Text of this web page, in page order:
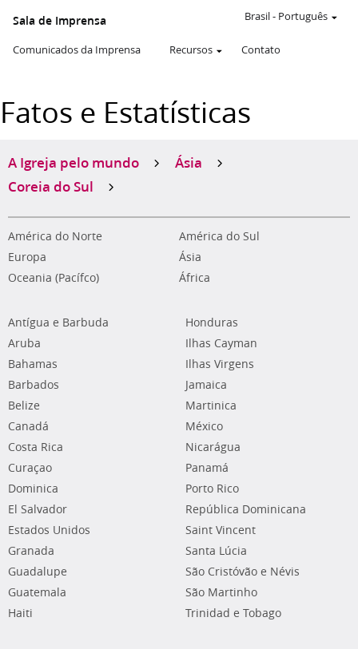
Sala de Imprensa
Comunicados da Imprensa Recursos Contato
Brasil- Português
Fatos e Estatísticas
A Igreja pelo mundo
Ásia
Coreia do Sul
América do Norte
América do Sul
Europa
Ásia
Oceania (Pacífco)
África
Antígua e Barbuda
Aruba
Bahamas
Barbados
Belize
Canadá
Costa Rica
Curaçao
Dominica
El Salvador
Estados Unidos
Granada
Guadalupe
Guatemala
Haiti
Honduras
Ilhas Cayman
Ilhas Virgens
Jamaica
Martinica
México
Nicarágua
Panamá
Porto Rico
República Dominicana
Saint Vincent
Santa Lúcia
São Cristóvão e Névis
São Martinho
Trinidad e Tobago